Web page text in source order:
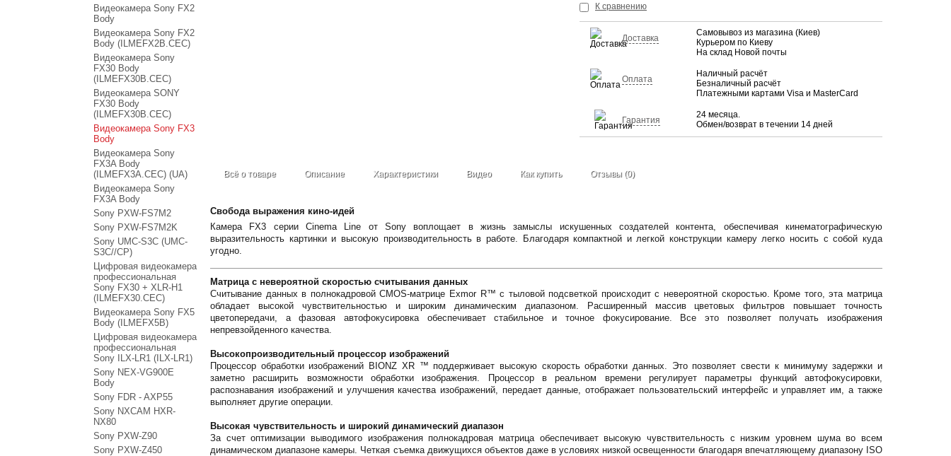
К сравнению
Доставка
Самовывоз из магазина (Киев)
Курьером по Киеву
На склад Новой почты
Оплата
Наличный расчёт
Безналичный расчёт
Платежными картами Visa и MasterCard
Гарантия
24 месяца.
Обмен/возврат в течении 14 дней
Всё о товаре Описание Характеристики Видео Как купить Отзывы (0)
Свобода выражения кино-идей
Камера FX3 серии Cinema Line от Sony воплощает в жизнь замыслы искушенных создателей контента, обеспечивая кинематографическую
выразительность картинки и высокую производительность в работе. Благодаря компактной и легкой конструкции камеру легко носить с собой куда
угодно.
Матрица с невероятной скоростью считывания данных
Считывание данных в полнокадровой CMOS-матрице Exmor R™ с тыловой подсветкой происходит с невероятной скоростью. Кроме того, эта матрица
обладает высокой чувствительностью и широким динамическим диапазоном. Расширенный массив цветовых фильтров повышает точность
цветопередачи, а фазовая автофокусировка обеспечивает стабильное и точное фокусирование. Все это позволяет получать изображения
непревзойденного качества.
Высокопроизводительный процессор изображений
Процессор обработки изображений BIONZ XR ™ поддерживает высокую скорость обработки данных. Это позволяет свести к минимуму задержки и
заметно расширить возможности обработки изображения. Процессор в реальном времени регулирует параметры функций автофокусировки,
распознавания изображений и улучшения качества изображений, передает данные, отображает пользовательский интерфейс и управляет им, а также
выполняет другие операции.
Высокая чувствительность и широкий динамический диапазон
За счет оптимизации выводимого изображения полнокадровая матрица обеспечивает высокую чувствительность с низким уровнем шума во всем
динамическом диапазоне камеры. Четкая съемка движущихся объектов даже в условиях низкой освещенности благодаря впечатляющему диапазону ISO
Видеокамера Sony FX2
Body
Видеокамера Sony FX2
Body (ILMEFX2B.CEC)
Видеокамера Sony
FX30 Body
(ILMEFX30B.CEC)
Видеокамера SONY
FX30 Body
(ILMEFX30B.CEC)
Видеокамера Sony FX3
Body
Видеокамера Sony
FX3A Body
(ILMEFX3A.CEC) (UA)
Видеокамера Sony
FX3A Body
Sony PXW-FS7M2
Sony PXW-FS7M2K
Sony UMC-S3C (UMC-
S3C//CP)
Цифровая видеокамера
профессиональная
Sony FX30 + XLR-H1
(ILMEFX30.CEC)
Видеокамера Sony FX5
Body (ILMEFX5B)
Цифровая видеокамера
профессиональная
Sony ILX-LR1 (ILX-LR1)
Sony NEX-VG900E
Body
Sony FDR - AXP55
Sony NXCAM HXR-
NX80
Sony PXW-Z90
Sony PXW-Z450